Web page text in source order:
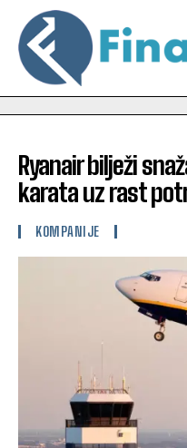
Ryanair bilježi
karata uz rast
KOMPANIJE